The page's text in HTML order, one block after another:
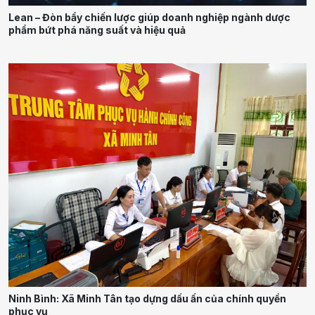
Lean – Đòn bẩy chiến lược giúp doanh nghiệp ngành dược
phẩm bứt phá năng suất và hiệu quả
Ninh Bình: Xã Minh Tân tạo dựng dấu ấn của chính quyền
phục vụ